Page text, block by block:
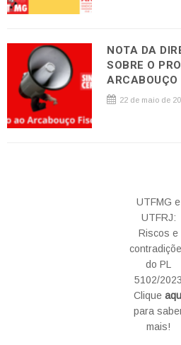
NOTA DA
SOBRE O
ARCABOUÇO
22 de maio de
UTFMG e
UTFRJ:
Riscos e
do PL
5102/2023
Clique
para
mais!